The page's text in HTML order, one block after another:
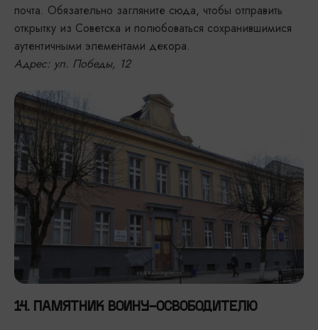
почта. Обязательно загляните сюда, чтобы отправить
открытку из Советска и полюбоваться сохранившимися
аутентичными элементами декора.
Адрес: ул. Победы, 12
14. ПАМЯТНИК ВОИНУ-ОСВОБОДИТЕЛЮ